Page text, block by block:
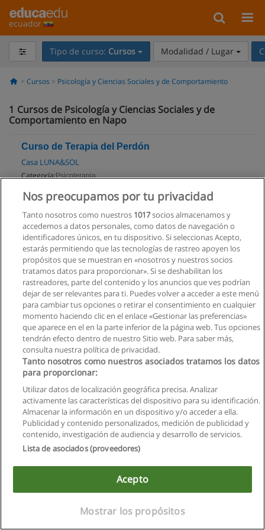
ecuador
Tipo de curso: Cursos Modalidad / Lugar
Cursos Psicología y Ciencias Sociales y de Comportamiento
1 Cursos de Psicología y Ciencias Sociales y de
Comportamiento en Napo
Curso de Terapia del Perdón
Casa LUNA&SOL
Categoría:Psicoterapia
Modalidad:
Impartido en:
Tena
Solicita información
Privacidad de datos
Contactar con Educaedu
Copyright © Educaedu Business S.L. - CIF : B-95610580: -
Nos preocupamos por tu privacidad
Tanto nosotros como nuestros 1017socios almacenamos y
accedemos a datos personales, como datos de navegación o
identificadores únicos, en tu dispositivo. Si seleccionas Acepto,
estarás permitiendo que las tecnologías de rastreo apoyen los
propósitos que se muestran en «nosotros y nuestros socios
tratamos datos para proporcionar». Si se deshabilitan los
rastreadores, parte del contenido y los anuncios que ves podrían
dejar de ser relevantes para ti. Puedes volver a acceder a este menú
para cambiar tus opciones o retirar el consentimiento en cualquier
momento haciendo clic en el enlace «Gestionar las preferencias»
que aparece en el en la parte inferior de la página web. Tus opciones
tendrán efecto dentro de nuestro Sitio web. Para saber más,
consulta nuestra política de privacidad.
Tanto nosotros como nuestros asociados tratamos los datos
para proporcionar:
Utilizar datos de localización geográfica precisa. Analizar
activamente las características del dispositivo para su identificación.
Almacenar la información en un dispositivo y/o acceder a ella.
Publicidad y contenido personalizados, medición de publicidad y
contenido, investigación de audiencia y desarrollo de servicios.
Lista de asociados (proveedores)
Acepto
Mostrar los propósitos